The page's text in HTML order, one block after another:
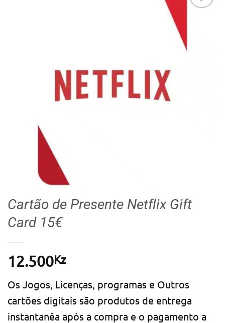
Adicionar
aos meus
desejos
Cartão de Presente Netflix Gift
Card 15€
12.500Kz
Os Jogos, Licenças, programas e Outros
cartões digitais são produtos de entrega
instantanêa após a compra e o pagamento a